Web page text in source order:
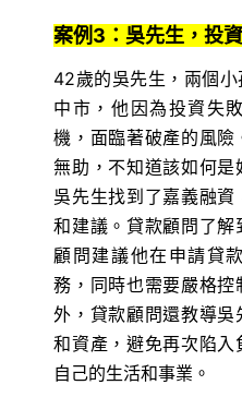
案例3：吳先生，投
42歲的吳先生，兩個
中市，他因為投資失
機，面臨著破產的風
無助，不知道該如何是
吳先生找到了嘉義融
和建議。貸款顧問了
顧問建議他在申請貸
務，同時也需要嚴格
外，貸款顧問還教導
和資產，避免再次陷
自己的生活和事業。